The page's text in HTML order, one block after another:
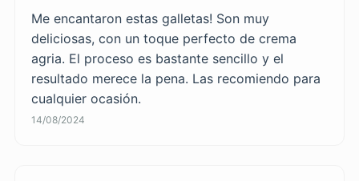
Me encantaron estas galletas! Son muy
deliciosas, con un toque perfecto de crema
agria. El proceso es bastante sencillo y el
resultado merece la pena. Las recomiendo para
cualquier ocasión.
14/08/2024